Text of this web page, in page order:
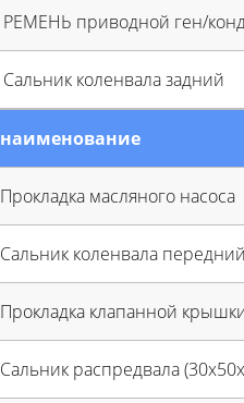
РЕМЕНЬ приводной ген/
Сальник коленвала задний
наименование
Прокладка масляного насоса
Сальник коленвала
Прокладка клапанной
Сальник распредвала